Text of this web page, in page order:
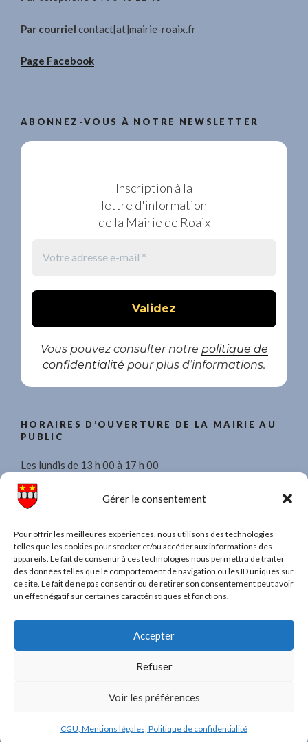
Gérer le consentement
Pour offrir les meilleures expériences, nous utilisons des technologies
telles que les cookies pour stocker et/ou accéder aux informations des
appareils. Le fait de consentir à ces technologies nous permettra de traiter
des données telles que le comportement de navigation ou les ID uniques sur
ce site. Le fait de ne pas consentir ou de retirer son consentement peut avoir
un effet négatif sur certaines caractéristiques et fonctions.
Accepter
Refuser
Voir les préférences
CGU, Mentions légales, Politique de confidentialité
Par courriel contact[at]mairie-roaix.fr
Page Facebook
ABONNEZ-VOUS À NOTRE NEWSLETTER
Inscription à la
lettre d'information
de la Mairie de Roaix
Vous pouvez consulter notre politique de
confidentialité pour plus d’informations.
HORAIRES D’OUVERTURE DE LA MAIRIE AU
PUBLIC
Les lundis de 13 h 00 à 17 h 00
Les mercredis de 8 h 30 à 11 h 30 et de 13 h 00 à 17 h 00.
Les vendredis de 13 h 00 à 17 h 00
TAPEZ UN MOT POUR RECHERCHER DANS
TOUT LE SITE